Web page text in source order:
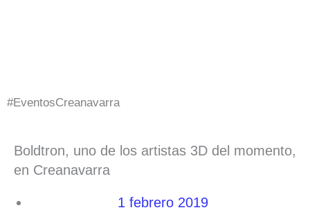
#EventosCreanavarra
Boldtron, uno de los artistas 3D del momento,
en Creanavarra
1 febrero 2019